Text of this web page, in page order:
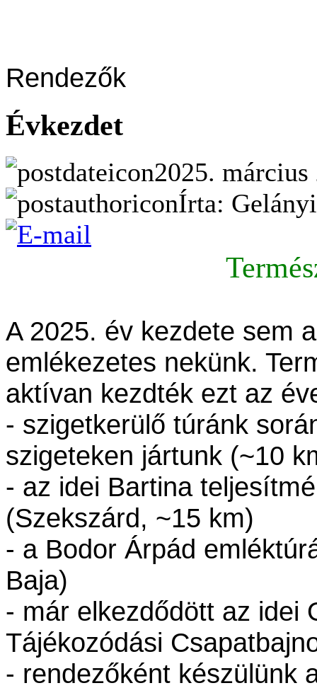
Rendezők
Évkezdet
2025. március
Írta:
A 2025. év kezdete sem
emlékezetes nekünk.
aktívan kezdték ezt az
- szigetkerülő túránk
szigeteken jártunk (~10
- az idei Bartina
(Szekszárd, ~15 km)
- a Bodor Árpád
Baja)
- már elkezdődött az idei
Tájékozódási
- rendezőként készülünk